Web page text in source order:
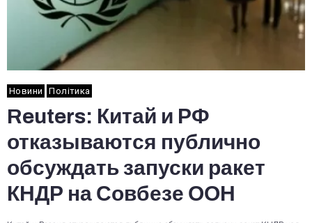
Новини Політика
Reuters: Китай и РФ
отказываются публично
обсуждать запуски ракет
КНДР на Совбезе ООН